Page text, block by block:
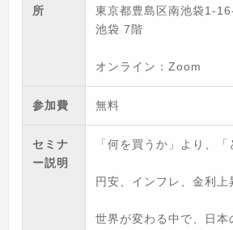
所
東京都豊島区南池袋1-
池袋 7階
オンライン：Zoom
参加費 無料
セミナ
ー説明
「何を買うか」より、「
円安、インフレ、金利上
世界が変わる中で、日本